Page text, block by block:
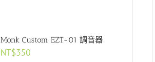
Monk Custom EZT-01 調音器
NT$350